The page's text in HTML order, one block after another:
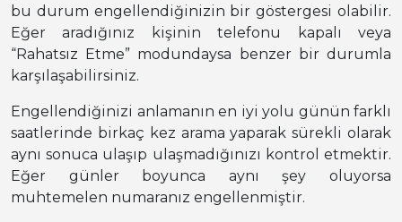
bu durum engellendiğinizin bir göstergesi olabilir.
Eğer aradığınız kişinin telefonu kapalı veya
“Rahatsız Etme” modundaysa benzer bir durumla
karşılaşabilirsiniz.
Engellendiğinizi anlamanın en iyi yolu günün farklı
saatlerinde birkaç kez arama yaparak sürekli olarak
aynı sonuca ulaşıp ulaşmadığınızı kontrol etmektir.
Eğer günler boyunca aynı şey oluyorsa
muhtemelen numaranız engellenmiştir.